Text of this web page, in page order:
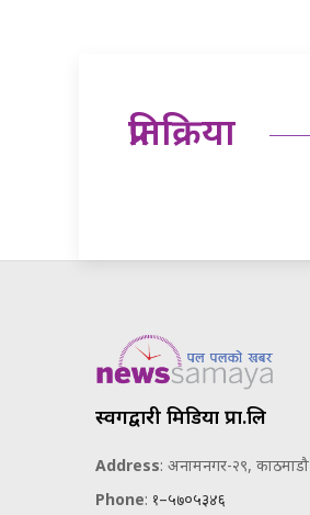
प्रतिक्रिया
स्वर्गद्वारी मिडिया प्रा.लि
Address: अनामनगर-२९, काठमाडौ
Phone: १–५७०५३४६